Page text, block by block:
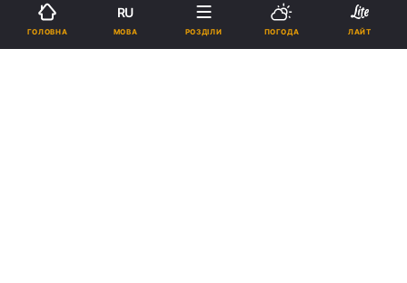
Підпишіться на нас в Google
ГОЛОВНА
RU
МОВА РОЗДІЛИ ПОГОДА ЛАЙТ